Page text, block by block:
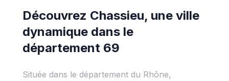
Découvrez Chassieu, une ville
dynamique dans le
département 69
Située dans le département du Rhône,